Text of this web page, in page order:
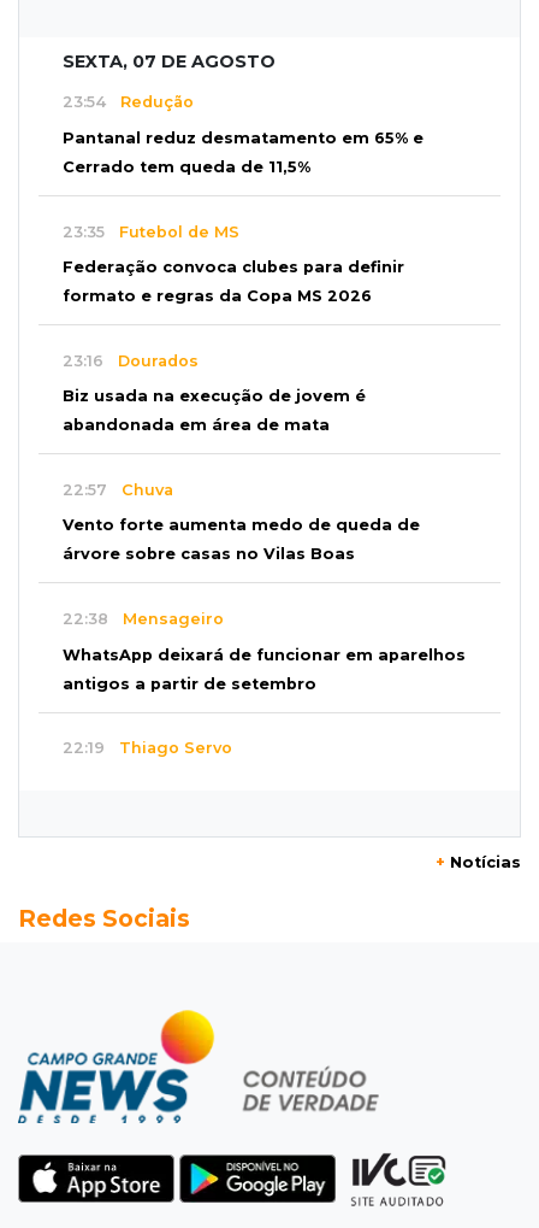
SEXTA, 07 DE AGOSTO
23:54 Redução
Pantanal reduz desmatamento em 65% e
Cerrado tem queda de 11,5%
23:35 Futebol de MS
Federação convoca clubes para definir
formato e regras da Copa MS 2026
23:16 Dourados
Biz usada na execução de jovem é
abandonada em área de mata
22:57 Chuva
Vento forte aumenta medo de queda de
árvore sobre casas no Vilas Boas
22:38 Mensageiro
WhatsApp deixará de funcionar em aparelhos
antigos a partir de setembro
22:19 Thiago Servo
Semana vai começar com 909 novas
Flagrante
Motorista atinge carro parado, perde
retrovisor e foge no Jardim Antártica
“Sinto que ela está por perto”, diz mãe de
bebê desaparecida
+ Notícias
Redes Sociais